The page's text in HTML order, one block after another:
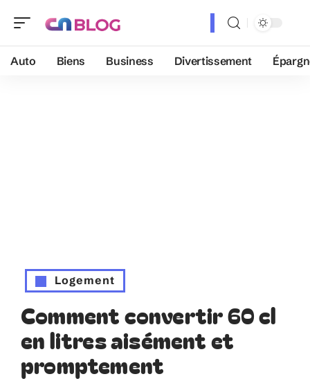
Auto Biens Business Divertissement
Logement
Comment convertir 60 cl
en litres aisément et
promptement